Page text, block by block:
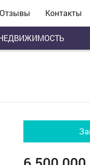
Отзывы Контакты